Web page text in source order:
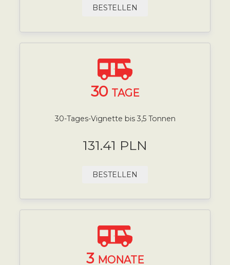
BESTELLEN
30 TAGE
30-Tages-Vignette bis 3,5 Tonnen
131.41 PLN
BESTELLEN
3 MONATE